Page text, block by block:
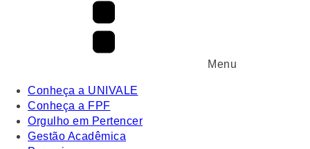
Menu
Conheça a UNIVALE
Conheça a FPF
Orgulho em Pertencer
Gestão Acadêmica